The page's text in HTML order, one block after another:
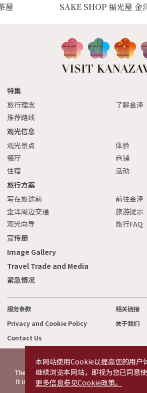
屋 SAKE SHOP 福光屋 金
特集
旅行理念
了解金泽
推荐路线
观光信息
观光景点
体验
餐厅
商铺
住宿
活动
旅行方案
写在旅途前
前往金泽
金泽周边交通
旅游提示
观光向导
旅行FAQ
宣传册
Image Gallery
Travel Trade and Media
紧急情况
服务条款
相关链接
Privacy and Cookie Policy
关于我们
Contact Us
©2022 Kanazawa City Tourism
The copyright for the Website contents is
It is forbidden to replicate or reprint the
本网站使用Cookie以提高您的用户
继续浏览本网站，即视为您已同意
更多信息参见Cookie政策。